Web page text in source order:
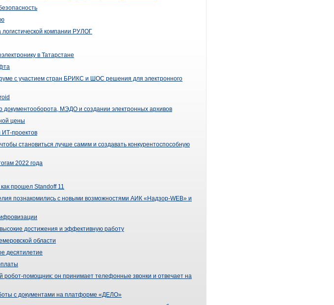
компании РУЛОГ
в Татарстане
с участием стран БРИКС и ШОС решения для электронного
документооборота, МЭДО и создании электронных архивов
цены
проектов
становиться лучше самим и создавать конкурентоспособную
2022 года
прошел Standoff 11
познакомились с новыми возможностями АИК «Надзор-WEB» и
достижения и эффективную работу
области
десятилетие
помощник: он принимает телефонные звонки и отвечает на
с документами на платформе «ДЕЛО»